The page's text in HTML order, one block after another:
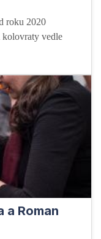
roku 2020
kolovraty vedle
a Roman